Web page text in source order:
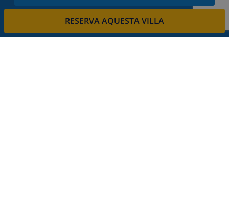
RESERVA AQUESTA VILLA
Subscriu-vos al nostre butlletí i estigues informat
de les últimes novetats i ofertes. Respectem la
vostra privadesa.